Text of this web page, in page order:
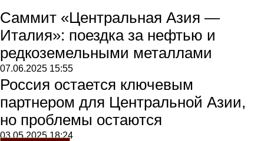
Саммит «Центральная Азия —
Италия»: поездка за нефтью и
редкоземельными металлами
07.06.2025 15:55
Россия остается ключевым
партнером для Центральной Азии,
но проблемы остаются
03.05.202518:24